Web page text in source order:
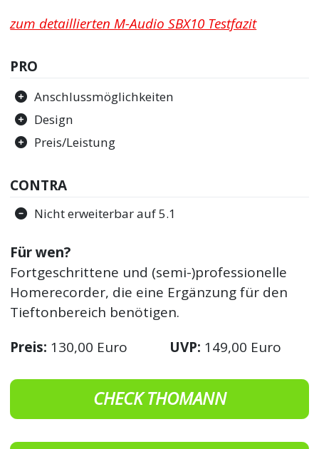
zum detaillierten M-Audio SBX10 Testfazit
PRO
Anschlussmöglichkeiten
Design
Preis/Leistung
CONTRA
Nicht erweiterbar auf 5.1
Für wen?
Fortgeschrittene und (semi-)professionelle
Homerecorder, die eine Ergänzung für den
Tieftonbereich benötigen.
Preis: 130,00 Euro UVP: 149,00 Euro
CHECK THOMANN